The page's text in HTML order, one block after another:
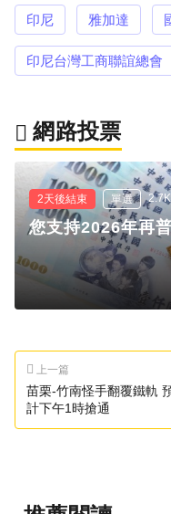
印尼 雅加達
印尼台灣工商聯誼總會
網路投票
2天後結束 單選
您支持2026年再
上一篇
苗栗-竹南怪手翻覆鐵軌
計下午1時搶通